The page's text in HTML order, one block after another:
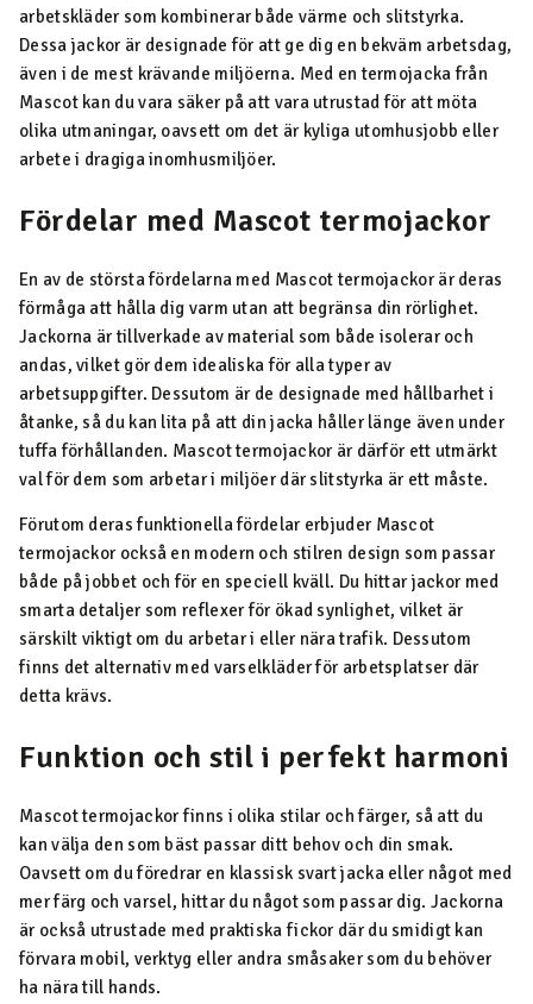
arbetskläder som kombinerar både värme och slitstyrka.
Dessa jackor är designade för att ge dig en bekväm arbetsdag,
även i de mest krävande miljöerna. Med en termojacka från
Mascot kan du vara säker på att vara utrustad för att möta
olika utmaningar, oavsett om det är kyliga utomhusjobb eller
arbete i dragiga inomhusmiljöer.
Fördelar med Mascot termojackor
En av de största fördelarna med Mascot termojackor är deras
förmåga att hålla dig varm utan att begränsa din rörlighet.
Jackorna är tillverkade av material som både isolerar och
andas, vilket gör dem idealiska för alla typer av
arbetsuppgifter. Dessutom är de designade med hållbarhet i
åtanke, så du kan lita på att din jacka håller länge även under
tuffa förhållanden. Mascot termojackor är därför ett utmärkt
val för dem som arbetar i miljöer där slitstyrka är ett måste.
Förutom deras funktionella fördelar erbjuder Mascot
termojackor också en modern och stilren design som passar
både på jobbet och för en speciell kväll. Du hittar jackor med
smarta detaljer som reflexer för ökad synlighet, vilket är
särskilt viktigt om du arbetar i eller nära trafik. Dessutom
finns det alternativ med varselkläder för arbetsplatser där
detta krävs.
Funktion och stil i perfekt harmoni
Mascot termojackor finns i olika stilar och färger, så att du
kan välja den som bäst passar ditt behov och din smak.
Oavsett om du föredrar en klassisk svart jacka eller något med
mer färg och varsel, hittar du något som passar dig. Jackorna
är också utrustade med praktiska fickor där du smidigt kan
förvara mobil, verktyg eller andra småsaker som du behöver
ha nära till hands.